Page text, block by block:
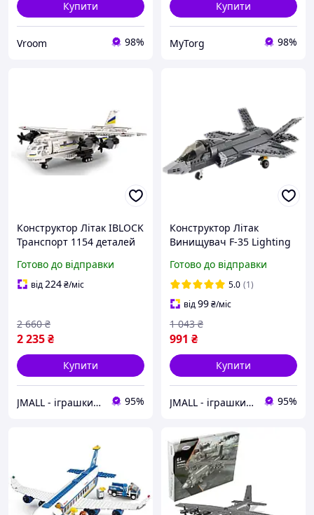
Купити
Vroom 98%
Купити
MyTorg 98%
Конструктор Літак IBLOCK
Транспорт 1154 деталей
Готово до відправки
від224₴/міс
2 235₴
2 660 ₴
Купити
JMALL - іграшки та товари для детей 95%
Конструктор Літак
Винищувач F-35 Lighting
Готово до відправки
5.0 (1)
від99₴/міс
991 ₴
1 043 ₴
Купити
JMALL - іграшки та товари для детей 95%